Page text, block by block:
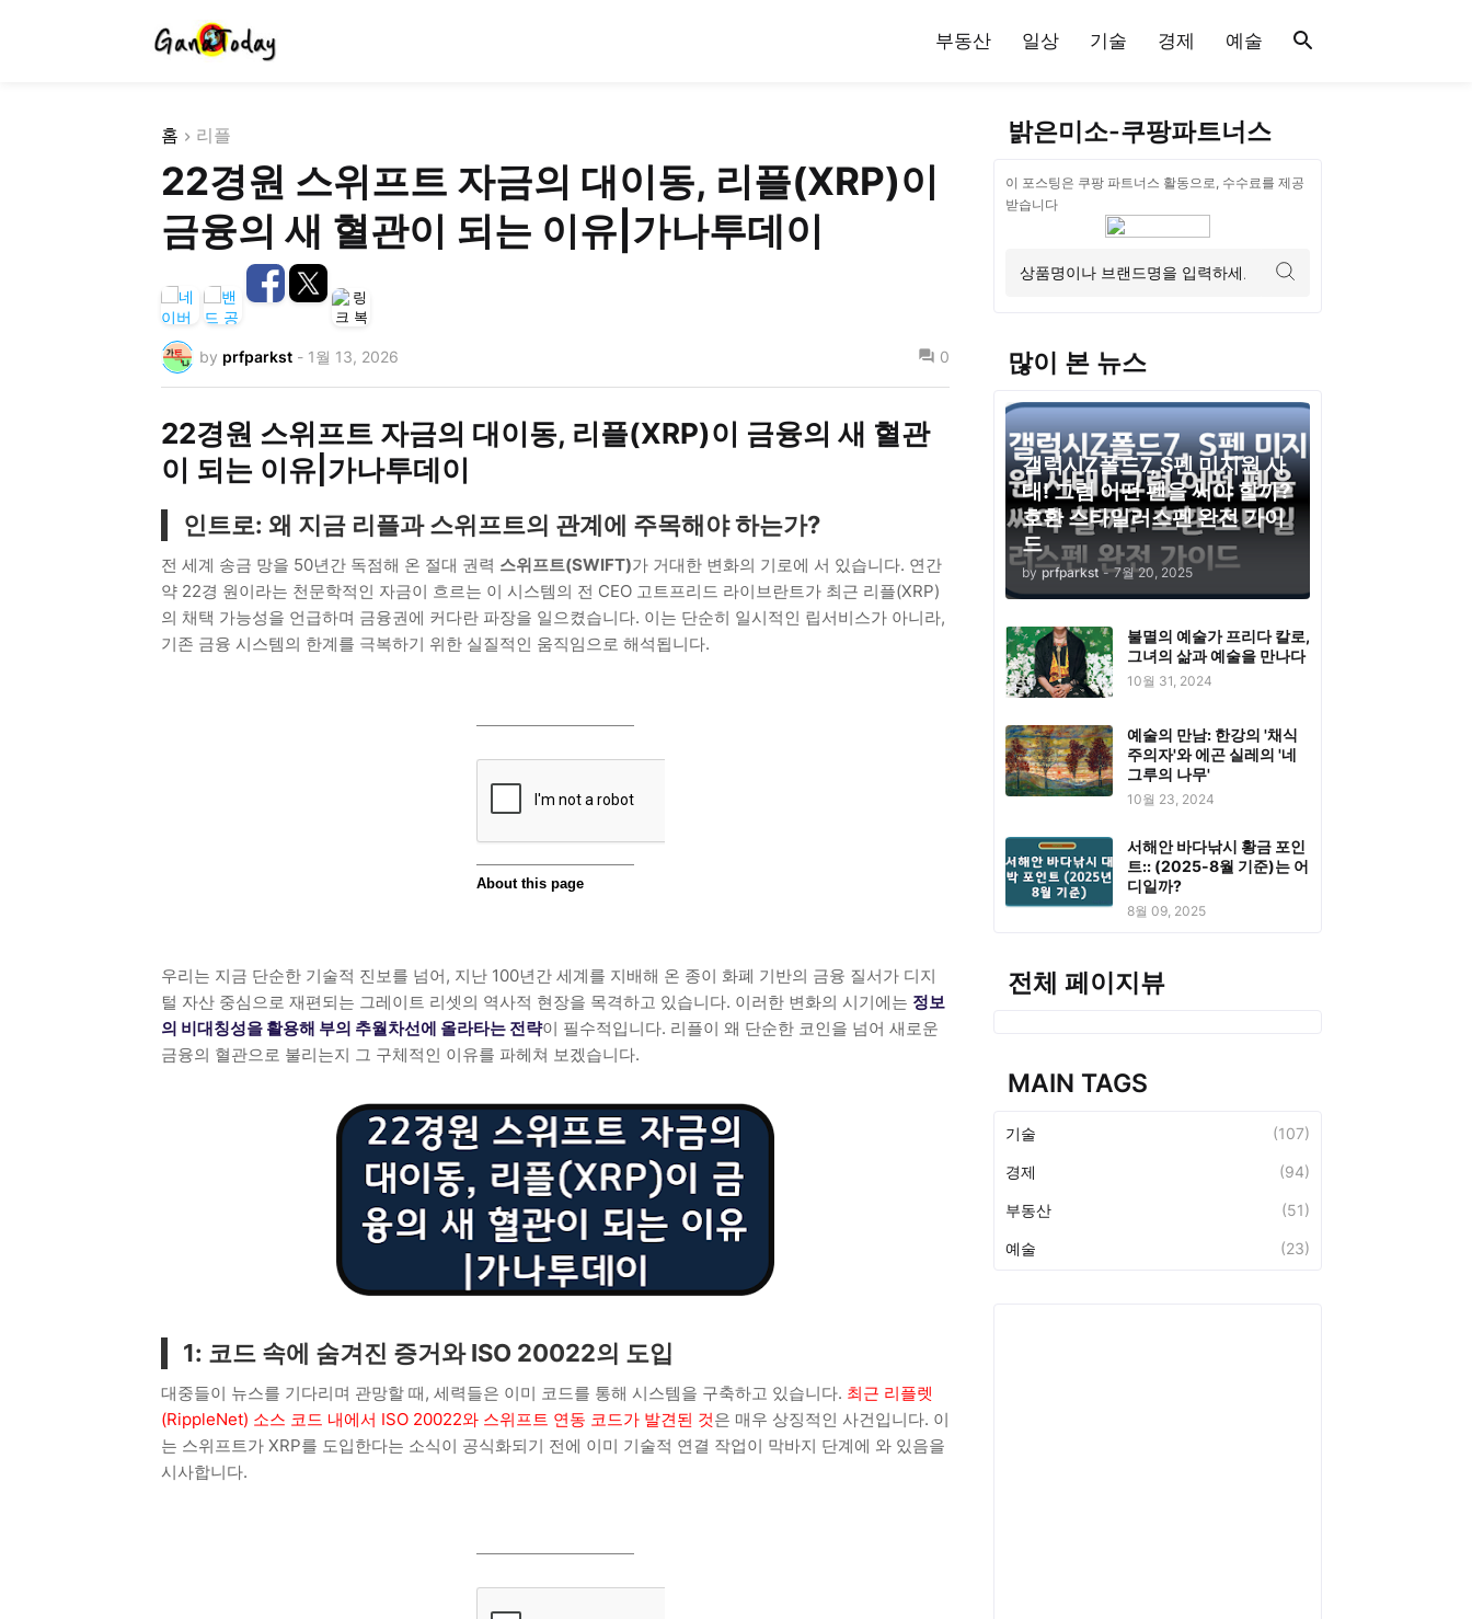
부동산 일상 기술 경제 예술
홈 리플
22경원 스위프트 자금의 대이동, 리플(XRP)이
금융의 새 혈관이 되는 이유|가나투데이
by prfparkst - 1월 13, 2026 0
22경원 스위프트 자금의 대이동, 리플(XRP)이 금융의 새 혈관
이 되는 이유|가나투데이
인트로: 왜 지금 리플과 스위프트의 관계에 주목해야 하는가?
전 세계 송금 망을 50년간 독점해 온 절대 권력 스위프트(SWIFT)가 거대한 변화의 기로에 서 있습니다. 연간
약 22경 원이라는 천문학적인 자금이 흐르는 이 시스템의 전 CEO 고트프리드 라이브란트가 최근 리플(XRP)
의 채택 가능성을 언급하며 금융권에 커다란 파장을 일으켰습니다. 이는 단순히 일시적인 립서비스가 아니라,
기존 금융 시스템의 한계를 극복하기 위한 실질적인 움직임으로 해석됩니다.
우리는 지금 단순한 기술적 진보를 넘어, 지난 100년간 세계를 지배해 온 종이 화폐 기반의 금융 질서가 디지
털 자산 중심으로 재편되는 그레이트 리셋의 역사적 현장을 목격하고 있습니다. 이러한 변화의 시기에는 정보
의 비대칭성을 활용해 부의 추월차선에 올라타는 전략이 필수적입니다. 리플이 왜 단순한 코인을 넘어 새로운
금융의 혈관으로 불리는지 그 구체적인 이유를 파헤쳐 보겠습니다.
1: 코드 속에 숨겨진 증거와 ISO 20022의 도입
대중들이 뉴스를 기다리며 관망할 때, 세력들은 이미 코드를 통해 시스템을 구축하고 있습니다. 최근 리플렛
(RippleNet) 소스 코드 내에서 ISO 20022와 스위프트 연동 코드가 발견된 것은 매우 상징적인 사건입니다. 이
는 스위프트가 XRP를 도입한다는 소식이 공식화되기 전에 이미 기술적 연결 작업이 막바지 단계에 와 있음을
시사합니다.
밝은미소-쿠팡파트너스
이 포스팅은 쿠팡 파트너스 활동으로, 수수료를 제공
받습니다
많이 본 뉴스
갤럭시Z폴드7, S펜 미지원 사
태! 그럼 어떤 펜을 써야 할까?
호환 스타일러스펜 완전 가이
드
by prfparkst - 7월 20, 2025
불멸의 예술가 프리다 칼로,
그녀의 삶과 예술을 만나다
10월 31, 2024
예술의 만남: 한강의 '채식
주의자'와 에곤 실레의 '네
그루의 나무'
10월 23, 2024
서해안 바다낚시 황금 포인
트:: (2025-8월 기준)는 어
디일까?
8월 09, 2025
전체 페이지뷰
MAIN TAGS
기술 (107)
경제 (94)
부동산 (51)
예술 (23)